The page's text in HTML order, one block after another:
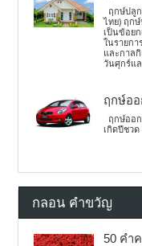
ฤกษ์ปลู
ไทย) ฤก
เป็นข้อย
ในรายก
และกาล
วันศุกร์แ
ฤกษ์ออ
ฤกษ์ออ
เกิดปีชวด
กลอน คำขวัญ
50 คำ